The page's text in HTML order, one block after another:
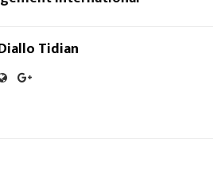
Tidian